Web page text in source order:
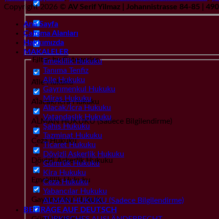
Filter by Categories
Aile Hukuku
Alacak/İcra Hukuku
ALMAN HUKUKU (Sadece Bilgilendirme)
Ceza Hukuku
Dövizli Askerlik Hukuku
Emeklilik Hukuku
Gayrımenkul Hukuku
Copyright 2026 © AV Serif Yilmaz | Johannistrasse 84-85 |
Ana Sayfa
Çalışma Alanları
Hakkımızda
MAKALELER
Emeklilik Hukuku
Tanıma Tenfiz
Aile Hukuku
Gayrımenkul Hukuku
Miras Hukuku
Alacak/İcra Hukuku
Vatandaşlık Hukuku
Şahıs Hukuku
Tazminat Hukuku
Ticaret Hukuku
Dövizli Askerlik Hukuku
Gümrük Hukuku
Kira Hukuku
Ceza Hukuku
Yabancılar Hukuku
ALMAN HUKUKU (Sadece Bilgilendirme)
BEITRÄGE AUF DEUTSCH